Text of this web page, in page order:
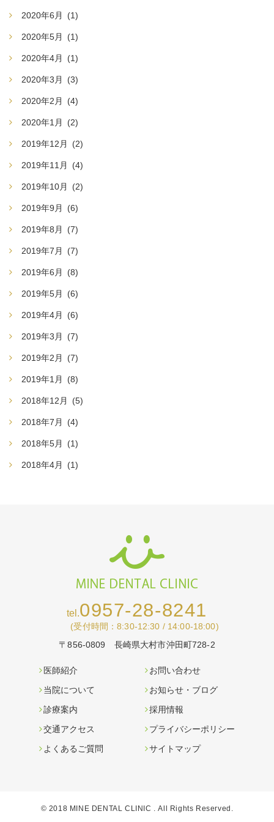
2020年6月 (1)
2020年5月 (1)
2020年4月 (1)
2020年3月 (3)
2020年2月 (4)
2020年1月 (2)
2019年12月 (2)
2019年11月 (4)
2019年10月 (2)
2019年9月 (6)
2019年8月 (7)
2019年7月 (7)
2019年6月 (8)
2019年5月 (6)
2019年4月 (6)
2019年3月 (7)
2019年2月 (7)
2019年1月 (8)
2018年12月 (5)
2018年7月 (4)
2018年5月 (1)
2018年4月 (1)
tel.0957-28-8241
(受付時間：8:30-12:30 / 14:00-18:00)
〒856-0809
長崎県大村市沖田町728-2
医師紹介
当院について
診療案内
交通アクセス
よくあるご質問
お問い合わせ
お知らせ・ブログ
採用情報
プライバシーポリシー
サイトマップ
© 2018 MINE DENTAL CLINIC . All Rights Reserved.